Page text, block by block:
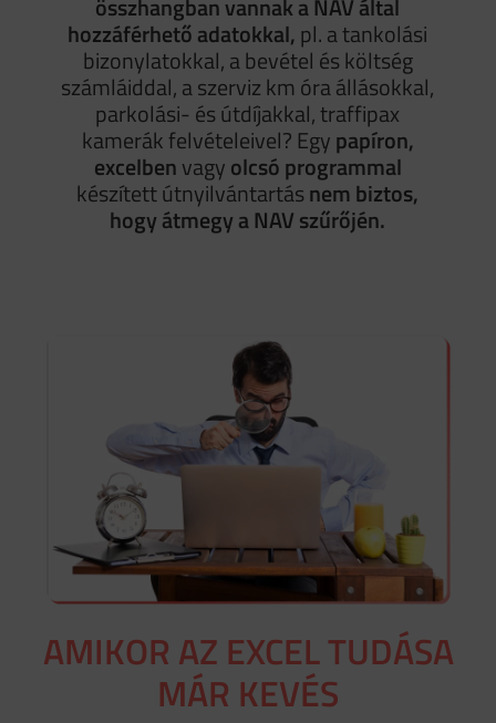
összhangban vannak a NAV által
hozzáférhető adatokkal,pl. a tankolási
bizonylatokkal, a bevétel és költség
számláiddal, a szerviz km óra állásokkal,
parkolási- és útdíjakkal, traffipax
kamerák felvételeivel? Egypapíron,
excelbenvagyolcsó programmal
készített útnyilvántartásnem biztos,
hogy átmegy a NAV szűrőjén.
AMIKOR AZ EXCEL TUDÁSA
MÁR KEVÉS